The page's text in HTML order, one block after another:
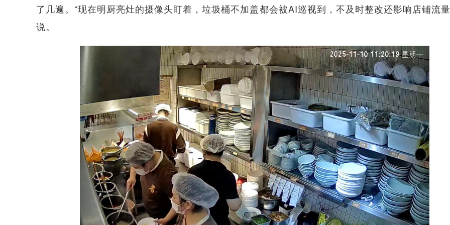
了几遍。“现在明厨亮灶的摄像头盯着，垃圾桶不加盖都会被AI巡视到，不及时整改还影响店铺流
说。